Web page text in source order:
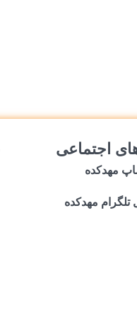
اجتماعی
مهدکده
تلگرام مهدکده